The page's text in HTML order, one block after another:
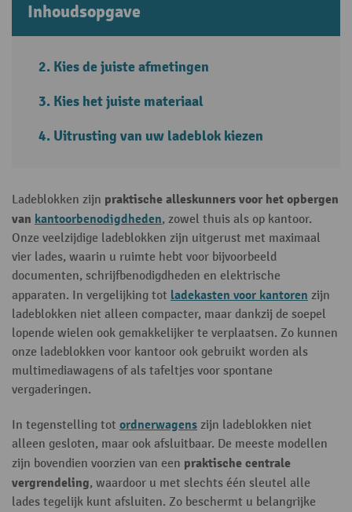
Inhoudsopgave
Kies de juiste afmetingen
Kies het juiste materiaal
Uitrusting van uw ladeblok kiezen
Ladeblokken zijn praktische alleskunners voor het opbergen
van kantoorbenodigdheden, zowel thuis als op kantoor.
Onze veelzijdige ladeblokken zijn uitgerust met maximaal
vier lades, waarin u ruimte hebt voor bijvoorbeeld
documenten, schrijfbenodigdheden en elektrische
apparaten. In vergelijking tot ladekasten voor kantoren zijn
ladeblokken niet alleen compacter, maar dankzij de soepel
lopende wielen ook gemakkelijker te verplaatsen. Zo kunnen
onze ladeblokken voor kantoor ook gebruikt worden als
multimediawagens of als tafeltjes voor spontane
vergaderingen.
In tegenstelling tot ordnerwagens zijn ladeblokken niet
alleen gesloten, maar ook afsluitbaar. De meeste modellen
zijn bovendien voorzien van een praktische centrale
vergrendeling, waardoor u met slechts één sleutel alle
lades tegelijk kunt afsluiten. Zo beschermt u belangrijke